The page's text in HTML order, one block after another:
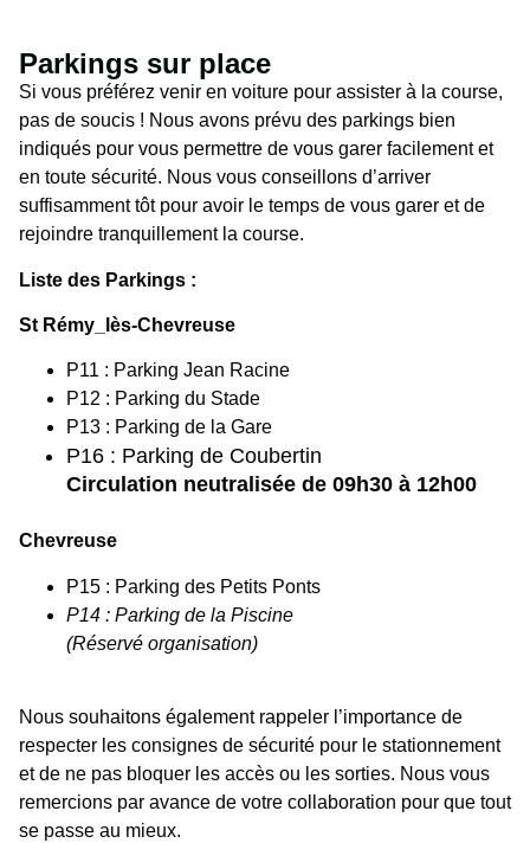
Parkings sur place
Si vous préférez venir en voiture pour assister à la course,
pas de soucis ! Nous avons prévu des parkings bien
indiqués pour vous permettre de vous garer facilement et
en toute sécurité. Nous vous conseillons d’arriver
suffisamment tôt pour avoir le temps de vous garer et de
rejoindre tranquillement la course.
Liste des Parkings :
St Rémy_lès-Chevreuse
P11 : Parking Jean Racine
P12 : Parking du Stade
P13 : Parking de la Gare
P16 : Parking de Coubertin
Circulation neutralisée de 09h30 à 12h00
Chevreuse
P15 : Parking des Petits Ponts
P14 : Parking de la Piscine
(Réservé organisation)
Nous souhaitons également rappeler l’importance de
respecter les consignes de sécurité pour le stationnement
et de ne pas bloquer les accès ou les sorties. Nous vous
remercions par avance de votre collaboration pour que tout
se passe au mieux.